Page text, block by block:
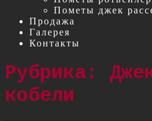
Пометы джек
Продажа
Галерея
Контакты
Рубрика:
кобели